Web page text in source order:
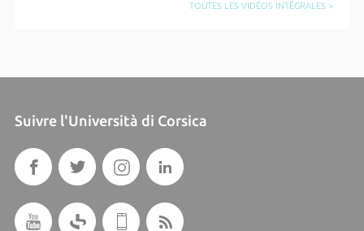
TOUTES LES VIDÉOS INTÉGRALES >
Suivre l'Università di Corsica